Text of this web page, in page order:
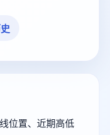
位置、近期高低